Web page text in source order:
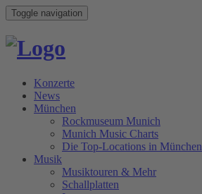
Toggle navigation
Konzerte
News
München
Rockmuseum Munich
Munich Music Charts
Die Top-Locations in München
Musik
Musiktouren & Mehr
Schallplatten